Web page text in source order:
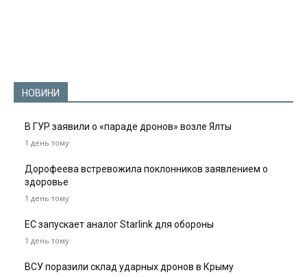
НОВИНИ
В ГУР заявили о «параде дронов» возле Ялты
1 день тому
Дорофеева встревожила поклонников заявлением о
здоровье
1 день тому
ЕС запускает аналог Starlink для обороны
1 день тому
ВСУ поразили склад ударных дронов в Крыму